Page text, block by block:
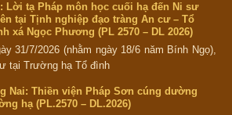
Lời tạ Pháp môn học cuối hạ đến Ni sư
tại Tịnh nghiệp đạo tràng An cư – Tổ
xá Ngọc Phương (PL 2570 – DL 2026)
31/7/2026 (nhằm ngày 18/6 năm Bính Ngọ),
tại Trường hạ Tổ đình
Nai: Thiền viện Pháp Sơn cúng dường
hạ (PL.2570 – DL.2026)